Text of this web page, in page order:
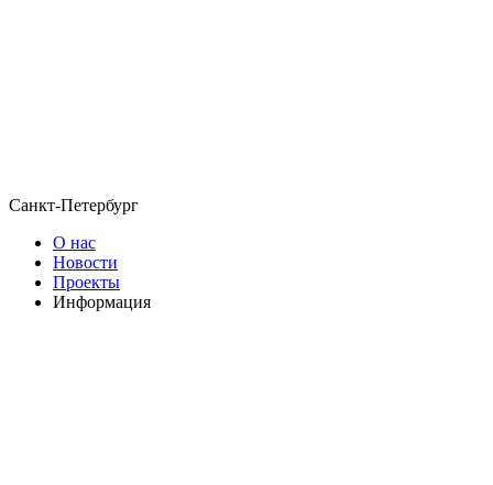
Санкт-Петербург
О нас
Новости
Проекты
Информация